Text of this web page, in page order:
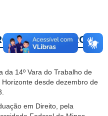
RIBEIRO
da 14º Vara do Trabalho de
Horizonte desde dezembro de
em Direito, pela